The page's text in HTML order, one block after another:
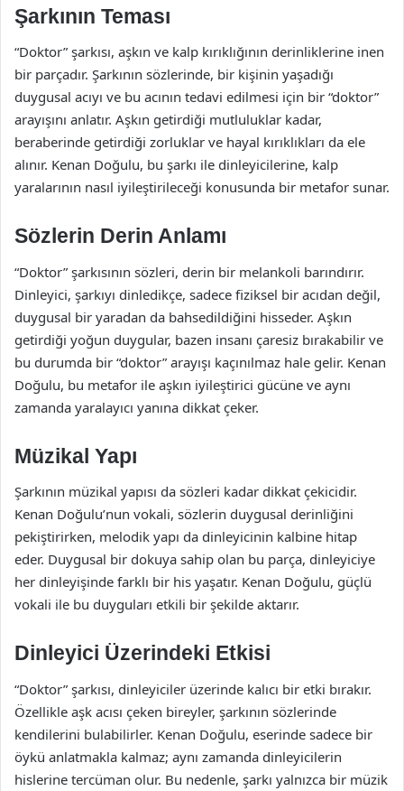
Şarkının Teması
“Doktor” şarkısı, aşkın ve kalp kırıklığının derinliklerine inen
bir parçadır. Şarkının sözlerinde, bir kişinin yaşadığı
duygusal acıyı ve bu acının tedavi edilmesi için bir “doktor”
arayışını anlatır. Aşkın getirdiği mutluluklar kadar,
beraberinde getirdiği zorluklar ve hayal kırıklıkları da ele
alınır. Kenan Doğulu, bu şarkı ile dinleyicilerine, kalp
yaralarının nasıl iyileştirileceği konusunda bir metafor sunar.
Sözlerin Derin Anlamı
“Doktor” şarkısının sözleri, derin bir melankoli barındırır.
Dinleyici, şarkıyı dinledikçe, sadece fiziksel bir acıdan değil,
duygusal bir yaradan da bahsedildiğini hisseder. Aşkın
getirdiği yoğun duygular, bazen insanı çaresiz bırakabilir ve
bu durumda bir “doktor” arayışı kaçınılmaz hale gelir. Kenan
Doğulu, bu metafor ile aşkın iyileştirici gücüne ve aynı
zamanda yaralayıcı yanına dikkat çeker.
Müzikal Yapı
Şarkının müzikal yapısı da sözleri kadar dikkat çekicidir.
Kenan Doğulu’nun vokali, sözlerin duygusal derinliğini
pekiştirirken, melodik yapı da dinleyicinin kalbine hitap
eder. Duygusal bir dokuya sahip olan bu parça, dinleyiciye
her dinleyişinde farklı bir his yaşatır. Kenan Doğulu, güçlü
vokali ile bu duyguları etkili bir şekilde aktarır.
Dinleyici Üzerindeki Etkisi
“Doktor” şarkısı, dinleyiciler üzerinde kalıcı bir etki bırakır.
Özellikle aşk acısı çeken bireyler, şarkının sözlerinde
kendilerini bulabilirler. Kenan Doğulu, eserinde sadece bir
öykü anlatmakla kalmaz; aynı zamanda dinleyicilerin
hislerine tercüman olur. Bu nedenle, şarkı yalnızca bir müzik